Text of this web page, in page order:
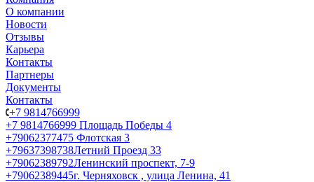
О компании
Новости
Отзывы
Карьера
Контакты
Партнеры
Документы
Контакты
+7 9814766999
+7 9814766999 Площадь Победы 4
+79062377475 Флотская 3
+79637398738Летний Проезд 33
+79062389792Ленинский проспект, 7-9
+79062389445г. Черняховск , улица Ленина, 41